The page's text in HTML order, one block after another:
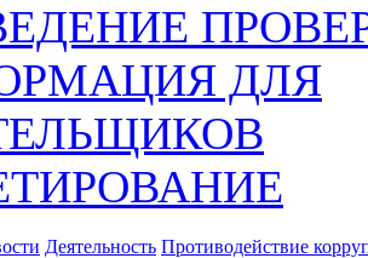
ДЛЯ
Деятельность Противодействие